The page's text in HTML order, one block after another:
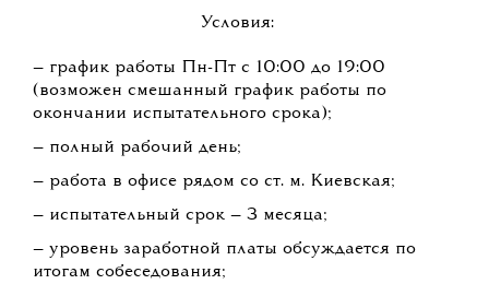
Условия:
— график работы Пн-Пт с 10:00 до 19:00
(возможен смешанный график работы по
окончании испытательного срока);
— полный рабочий день;
— работа в офисе рядом со ст. м. Киевская;
— испытательный срок — 3 месяца;
— уровень заработной платы обсуждается по
итогам собеседования;